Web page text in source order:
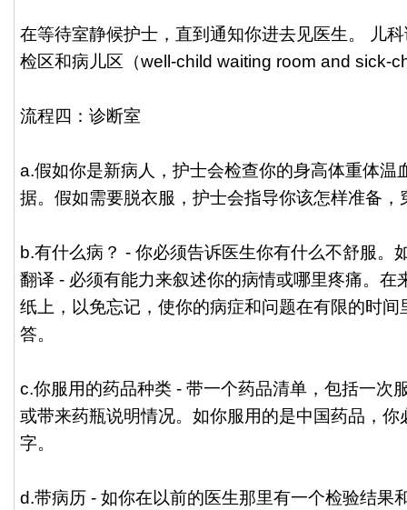
在等待室静候护士，直到通知你进去见医生。 儿
检区和病儿区（well-child waiting room and sick-
流程四：诊断室
a.假如你是新病人，护士会检查你的身高体重体温
据。假如需要脱衣服，护士会指导你该怎样准备，
b.有什么病？ - 你必须告诉医生你有什么不舒服。
翻译 - 必须有能力来叙述你的病情或哪里疼痛。在
纸上，以免忘记，使你的病症和问题在有限的时间
答。
c.你服用的药品种类 - 带一个药品清单，包括一次
或带来药瓶说明情况。如你服用的是中国药品，你
字。
d.带病历 - 如你在以前的医生那里有一个检验结果